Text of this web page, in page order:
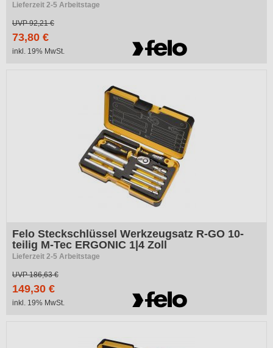
Lieferzeit 2-5 Arbeitstage
UVP92,21 €
73,80 €
inkl. 19% MwSt.
Felo Steckschlüssel Werkzeugsatz R-GO 10-
teilig M-Tec ERGONIC 1|4 Zoll
Lieferzeit 2-5 Arbeitstage
UVP186,63 €
149,30 €
inkl. 19% MwSt.